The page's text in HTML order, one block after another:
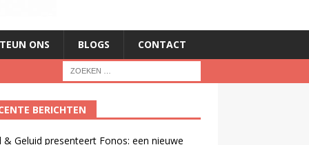
ONS BLOGS CONTACT
BERICHTEN
& Geluid presenteert Fonos: een nieuwe